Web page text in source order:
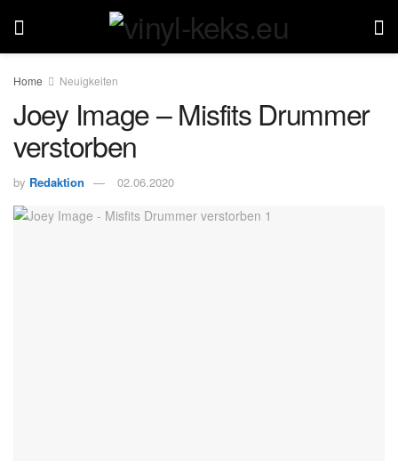
Home Neuigkeiten
Joey Image – Misfits Drummer
verstorben
by Redaktion 02.06.2020